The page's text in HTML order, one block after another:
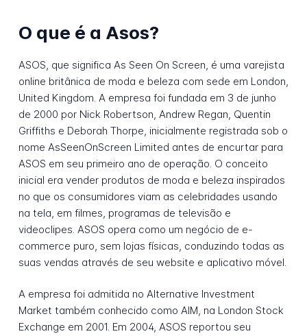
O que é a Asos?
ASOS, que significa As Seen On Screen, é uma varejista
online britânica de moda e beleza com sede em London,
United Kingdom. A empresa foi fundada em 3 de junho
de 2000 por Nick Robertson, Andrew Regan, Quentin
Griffiths e Deborah Thorpe, inicialmente registrada sob o
nome AsSeenOnScreen Limited antes de encurtar para
ASOS em seu primeiro ano de operação. O conceito
inicial era vender produtos de moda e beleza inspirados
no que os consumidores viam as celebridades usando
na tela, em filmes, programas de televisão e
videoclipes. ASOS opera como um negócio de e-
commerce puro, sem lojas físicas, conduzindo todas as
suas vendas através de seu website e aplicativo móvel.
A empresa foi admitida no Alternative Investment
Market também conhecido como AIM, na London Stock
Exchange em 2001. Em 2004, ASOS reportou seu